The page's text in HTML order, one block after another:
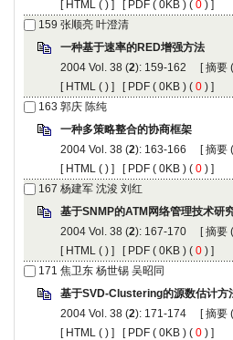
[ HTML ( ) ] [ PDF ( 0KB ) ( 0 ) ]
159 张顺亮 叶澄清
一种基于速率的RED增强方法
2004 Vol. 38 (2): 159-162 [摘要 (
[ HTML ( ) ] [ PDF ( 0KB ) ( 0 ) ]
163 郭庆 陈纯
一种多策略整合的协商框架
2004 Vol. 38 (2): 163-166 [摘要 (
[ HTML ( ) ] [ PDF ( 0KB ) ( 0 ) ]
167 杨建军 沈浚 刘红
基于SNMP的ATM网络管理技术研
2004 Vol. 38 (2): 167-170 [摘要 (
[ HTML ( ) ] [ PDF ( 0KB ) ( 0 ) ]
171 焦卫东 杨世锡 吴昭同
基于SVD-Clustering的源数估计方
2004 Vol. 38 (2): 171-174 [摘要 (
[ HTML ( ) ] [ PDF ( 0KB ) ( 0 ) ]